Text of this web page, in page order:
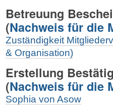
Betreuung
(Nachweis für die
Zuständigkeit
& Organisation)
Erstellung
(Nachweis für die
Sophia von Asow